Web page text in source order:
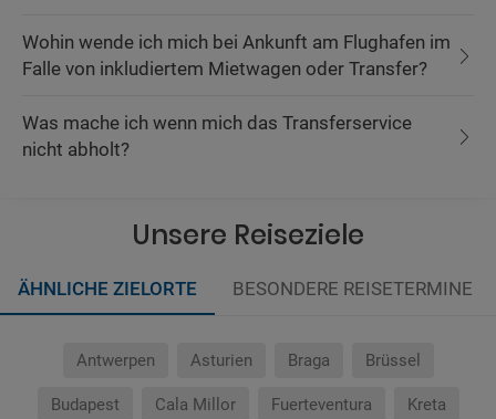
Wohin wende ich mich bei Ankunft am Flughafen im
Falle von inkludiertem Mietwagen oder Transfer?
Was mache ich wenn mich das Transferservice
nicht abholt?
Unsere Reiseziele
ÄHNLICHE ZIELORTE BESONDERE REISETERMINE
Antwerpen Asturien Braga Brüssel
Budapest Cala Millor Fuerteventura Kreta